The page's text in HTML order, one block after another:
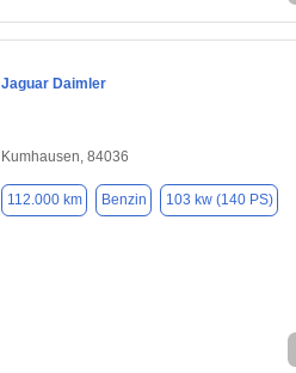
Jaguar Daimler
Kumhausen, 84036
112.000 km Benzin 103 kw (140 PS)